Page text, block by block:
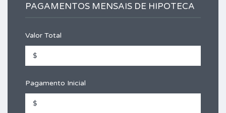
PAGAMENTOS MENSAIS DE HIPOTECA
Valor Total
Pagamento Inicial